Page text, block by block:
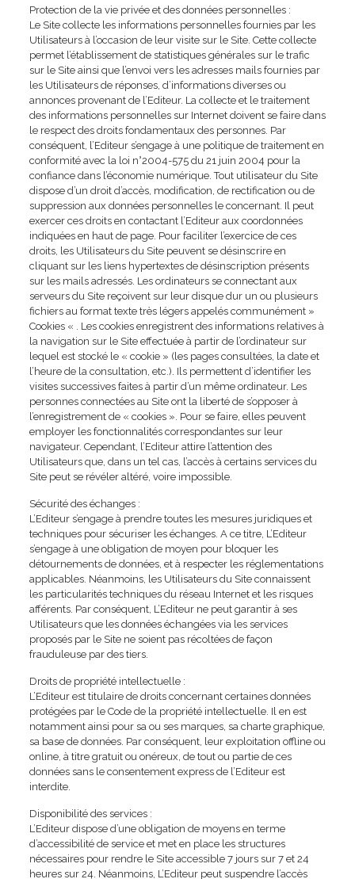
Protection de la vie privée et des données personnelles :
Le Site collecte les informations personnelles fournies par les
Utilisateurs à l’occasion de leur visite sur le Site. Cette collecte
permet l’établissement de statistiques générales sur le trafic
sur le Site ainsi que l’envoi vers les adresses mails fournies par
les Utilisateurs de réponses, d’informations diverses ou
annonces provenant de l’Editeur. La collecte et le traitement
des informations personnelles sur Internet doivent se faire dans
le respect des droits fondamentaux des personnes. Par
conséquent, l’Editeur s’engage à une politique de traitement en
conformité avec la loi n°2004-575 du 21 juin 2004 pour la
confiance dans l’économie numérique. Tout utilisateur du Site
dispose d’un droit d’accès, modification, de rectification ou de
suppression aux données personnelles le concernant. Il peut
exercer ces droits en contactant l’Editeur aux coordonnées
indiquées en haut de page. Pour faciliter l’exercice de ces
droits, les Utilisateurs du Site peuvent se désinscrire en
cliquant sur les liens hypertextes de désinscription présents
sur les mails adressés. Les ordinateurs se connectant aux
serveurs du Site reçoivent sur leur disque dur un ou plusieurs
fichiers au format texte très légers appelés communément »
Cookies « . Les cookies enregistrent des informations relatives à
la navigation sur le Site effectuée à partir de l’ordinateur sur
lequel est stocké le « cookie » (les pages consultées, la date et
l’heure de la consultation, etc.). Ils permettent d’identifier les
visites successives faites à partir d’un même ordinateur. Les
personnes connectées au Site ont la liberté de s’opposer à
l’enregistrement de « cookies ». Pour se faire, elles peuvent
employer les fonctionnalités correspondantes sur leur
navigateur. Cependant, l’Editeur attire l’attention des
Utilisateurs que, dans un tel cas, l’accès à certains services du
Site peut se révéler altéré, voire impossible.
Sécurité des échanges :
L’Editeur s’engage à prendre toutes les mesures juridiques et
techniques pour sécuriser les échanges. A ce titre, L’Editeur
s’engage à une obligation de moyen pour bloquer les
détournements de données, et à respecter les réglementations
applicables. Néanmoins, les Utilisateurs du Site connaissent
les particularités techniques du réseau Internet et les risques
afférents. Par conséquent, L’Editeur ne peut garantir à ses
Utilisateurs que les données échangées via les services
proposés par le Site ne soient pas récoltées de façon
frauduleuse par des tiers.
Droits de propriété intellectuelle :
L’Editeur est titulaire de droits concernant certaines données
protégées par le Code de la propriété intellectuelle. Il en est
notamment ainsi pour sa ou ses marques, sa charte graphique,
sa base de données. Par conséquent, leur exploitation offline ou
online, à titre gratuit ou onéreux, de tout ou partie de ces
données sans le consentement express de l’Editeur est
interdite.
Disponibilité des services :
L’Editeur dispose d’une obligation de moyens en terme
d’accessibilité de service et met en place les structures
nécessaires pour rendre le Site accessible 7 jours sur 7 et 24
heures sur 24. Néanmoins, L’Editeur peut suspendre l’accès